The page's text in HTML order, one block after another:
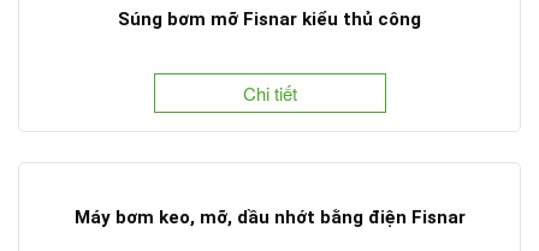
Súng bơm mỡ Fisnar kiểu thủ công
Chi tiết
Máy bơm keo, mỡ, dầu nhớt bằng điện Fisnar